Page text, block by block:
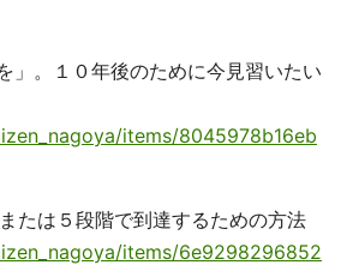
」。１０年後のために今見習いたい
items/8045978b16eb
たは５段階で到達するための方法
items/6e9298296852